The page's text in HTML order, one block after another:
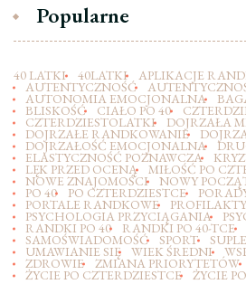
Popularne
40 LATKI 40LATKI APLIKACJE
AUTENTYCZNOŚĆ
AUTONOMIA EMOCJONALNA
BLISKOŚĆ CIAŁO PO 40
CZTERDZIESTOLATKI DOJRZAŁA
DOJRZAŁE RANDKOWANIE
DOJRZAŁOŚĆ EMOCJONALNA
ELASTYCZNOŚĆ POZNAWCZA
LĘK PRZED OCENĄ MIŁOŚĆ PO
NOWE ZNAJOMOŚCI NOWY
PO 40 PO CZTERDZIESTCE
PORTALE RANDKOWE
PSYCHOLOGIA PRZYCIĄGANIA
RANDKI PO 40 RANDKI PO 40-TCE
SAMOŚWIADOMOŚĆ SPORT
UMAWIANIE SIĘ WIEK ŚREDNI
ZDROWIE ZMIANA PRIORYTETÓW
ŻYCIE PO CZTERDZIESTCE ŻYCIE